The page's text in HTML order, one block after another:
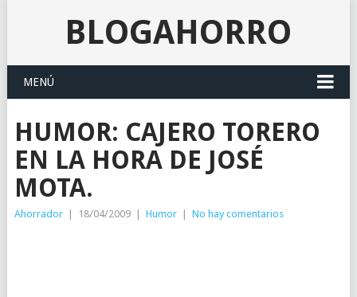
BLOGAHORRO
MENÚ
HUMOR: CAJERO TORERO
EN LA HORA DE JOSÉ
MOTA.
Ahorrador 18/04/2009 Humor No hay comentarios